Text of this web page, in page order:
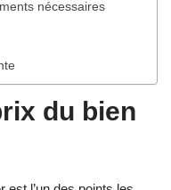
nécessaires
du bien